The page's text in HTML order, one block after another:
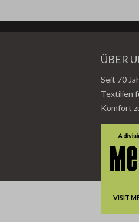
ÜBER
Seit 70
Textilien
Komfort
VISIT